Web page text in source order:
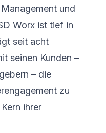
und
Worx ist tief in
seit acht
seinen Kunden –
– die
zu
ihrer